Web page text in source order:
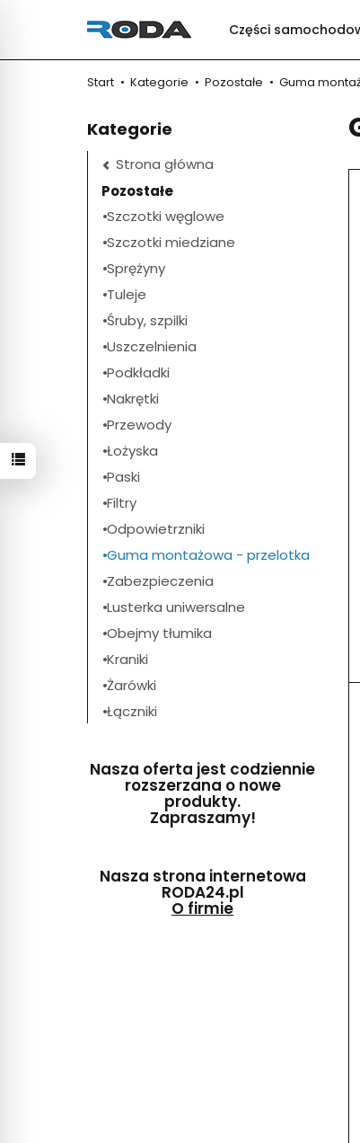
Części
Start Kategorie Pozostałe Guma
Kategorie
Strona główna
Pozostałe
Szczotki węglowe
Szczotki miedziane
Sprężyny
Tuleje
Śruby, szpilki
Uszczelnienia
Podkładki
Nakrętki
Przewody
Łożyska
Paski
Filtry
Odpowietrzniki
Guma montażowa - przelotka
Zabezpieczenia
Lusterka uniwersalne
Obejmy tłumika
Kraniki
Żarówki
Łączniki
Nasza oferta jest codziennie
rozszerzana o nowe
produkty.
Zapraszamy!
Nasza strona internetowa
RODA24.pl
O firmie